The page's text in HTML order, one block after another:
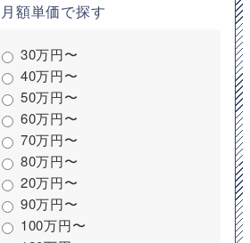
月額単価で探す
30万円〜
40万円〜
50万円〜
60万円〜
70万円〜
80万円〜
20万円〜
90万円〜
100万円〜